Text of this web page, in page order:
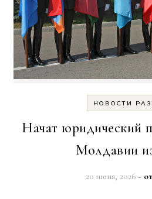
НОВОСТИ
Начат юридический
Молдавии
20 июня, 2026 - от